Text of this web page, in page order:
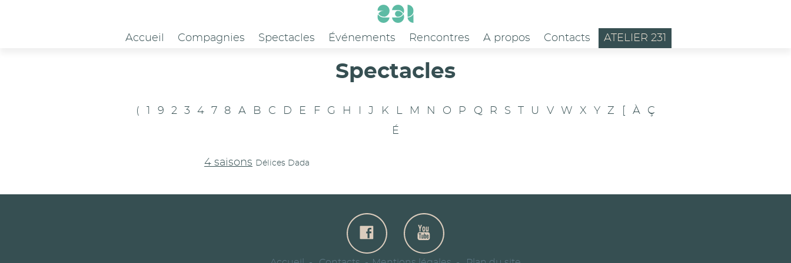
Accueil Compagnies Spectacles Événements Rencontres A propos Contacts ATELIER 231
Spectacles
( 9 2 3 4 7 8 A B C D E F G H J K M N O P Q R S U V W X Y Z À
Ç
É
4 saisons Délices Dada